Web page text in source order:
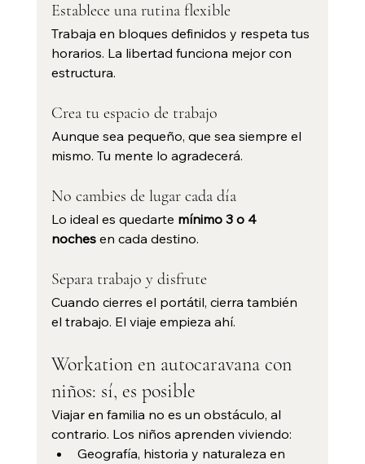
Establece una rutina flexible
Trabaja en bloques definidos y respeta tus
horarios. La libertad funciona mejor con
estructura.
Crea tu espacio de trabajo
Aunque sea pequeño, que sea siempre el
mismo. Tu mente lo agradecerá.
No cambies de lugar cada día
Lo ideal es quedarte mínimo 3 o 4
noches en cada destino.
Separa trabajo y disfrute
Cuando cierres el portátil, cierra también
el trabajo. El viaje empieza ahí.
Workation en autocaravana con
niños: sí, es posible
Viajar en familia no es un obstáculo, al
contrario. Los niños aprenden viviendo:
Geografía, historia y naturaleza en